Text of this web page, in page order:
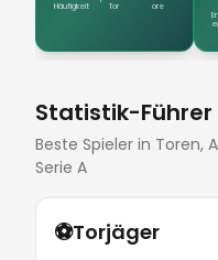
Häufigkeit
Tor
ore
Statistik-Führer
Beste Spieler in Toren,
Serie A
⚽Torjäger